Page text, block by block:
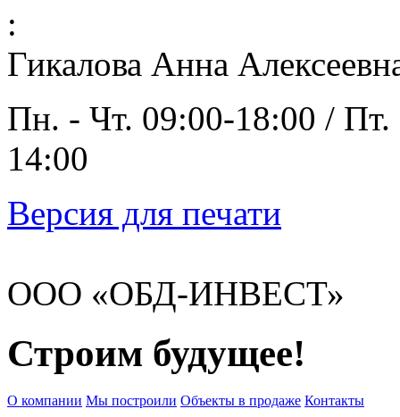
:
Гикалова Анна
Пн. - Чт. 09:00-18:00 /
14:00
Версия для печати
ООО «ОБД-ИНВЕСТ»
Строим будущее!
О компании Мы построили Объекты в продаже Контакты